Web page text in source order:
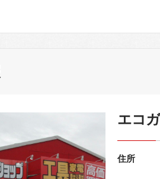
エコ
住所